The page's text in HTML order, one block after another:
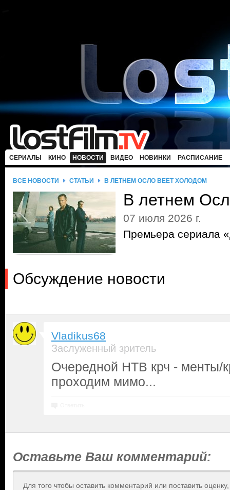
СЕРИАЛЫ КИНО НОВОСТИ ВИДЕО НОВИНКИ РАСПИСАНИЕ
ВСЕ НОВОСТИ СТАТЬИ В ЛЕТНЕМ ОСЛО ВЕЕТ ХОЛОДОМ
В летнем
07 июля 2026 г.
Премьера сериала
Обсуждение новости
Vladikus68
Заслуженный зритель
Очередной НТВ крч - менты/
проходим мимо...
Оставьте Ваш комментарий:
Для того чтобы оставить комментарий или поставить